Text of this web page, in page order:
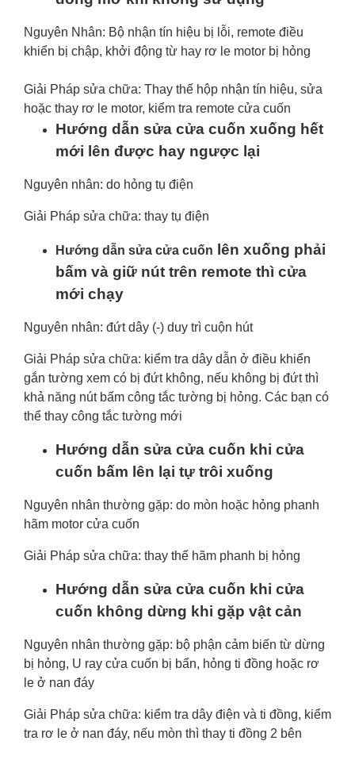
Nguyên Nhân: Bộ nhận tín hiệu bị lỗi, remote điều
khiển bị chập, khởi động từ hay rơ le motor bị hỏng
Giải Pháp sửa chữa: Thay thế hộp nhận tín hiệu, sửa
hoặc thay rơ le motor, kiểm tra remote cửa cuốn
Hướng dẫn sửa cửa cuốn xuống hết
mới lên được hay ngược lại
Nguyên nhân: do hỏng tụ điện
Giải Pháp sửa chữa: thay tụ điện
Hướng dẫn sửa cửa cuốn
lên xuống phải
bấm và giữ nút trên remote thì cửa
mới chạy
Nguyên nhân: đứt dây (-) duy trì cuộn hút
Giải Pháp sửa chữa: kiểm tra dây dẫn ở điều khiển
gắn tường xem có bị đứt không, nếu không bị đứt thì
khả năng nút bấm công tắc tường bị hỏng. Các bạn có
thể thay công tắc tường mới
Hướng dẫn sửa cửa cuốn khi cửa
cuốn bấm lên lại tự trôi xuống
Nguyên nhân thường gặp: do mòn hoặc hỏng phanh
hãm motor cửa cuốn
Giải Pháp sửa chữa: thay thế hãm phanh bị hỏng
Hướng dẫn sửa cửa cuốn khi cửa
cuốn không dừng khi gặp vật cản
Nguyên nhân thường gặp: bộ phận cảm biến từ dừng
bị hỏng, U ray cửa cuốn bị bẩn, hỏng ti đồng hoặc rơ
le ở nan đáy
Giải Pháp sửa chữa: kiểm tra dây điện và ti đồng, kiểm
tra rơ le ở nan đáy, nếu mòn thì thay ti đồng 2 bên